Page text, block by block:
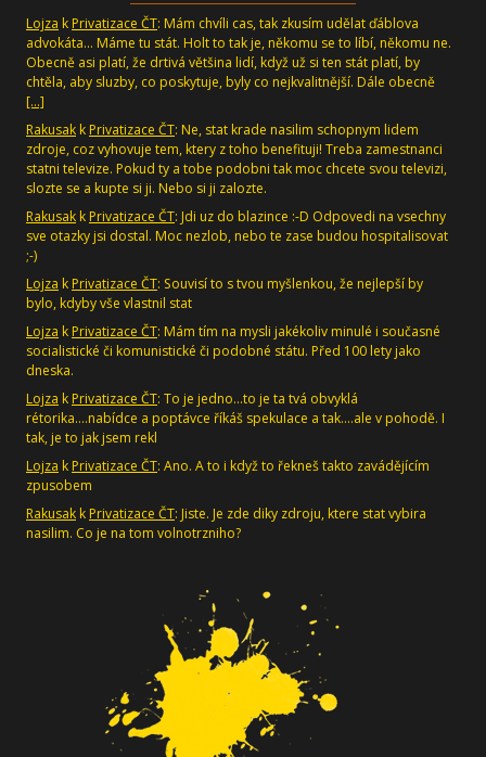
Lojza k Privatizace ČT: Mám chvíli cas, tak zkusím udělat ďáblova
advokáta... Máme tu stát. Holt to tak je, někomu se to líbí, někomu ne.
Obecně asi platí, že drtivá většina lidí, když už si ten stát platí, by
chtěla, aby sluzby, co poskytuje, byly co nejkvalitnější. Dále obecně
[…]
Rakusak k Privatizace ČT: Ne, stat krade nasilim schopnym lidem
zdroje, coz vyhovuje tem, ktery z toho benefituji! Treba zamestnanci
statni televize. Pokud ty a tobe podobni tak moc chcete svou televizi,
slozte se a kupte si ji. Nebo si ji zalozte.
Rakusak k Privatizace ČT: Jdi uz do blazince :-D Odpovedi na vsechny
sve otazky jsi dostal. Moc nezlob, nebo te zase budou hospitalisovat
;-)
Lojza k Privatizace ČT: Souvisí to s tvou myšlenkou, že nejlepší by
bylo, kdyby vše vlastnil stat
Lojza k Privatizace ČT: Mám tím na mysli jakékoliv minulé i současné
socialistické či komunistické či podobné státu. Před 100 lety jako
dneska.
Lojza k Privatizace ČT: To je jedno...to je ta tvá obvyklá
rétorika....nabídce a poptávce říkáš spekulace a tak....ale v pohodě. I
tak, je to jak jsem rekl
Lojza k Privatizace ČT: Ano. A to i když to řekneš takto zavádějícím
zpusobem
Rakusak k Privatizace ČT: Jiste. Je zde diky zdroju, ktere stat vybira
nasilim. Co je na tom volnotrzniho?